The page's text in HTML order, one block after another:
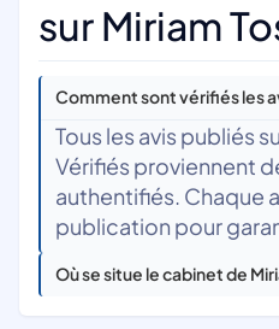
sur Miriam
Comment sont vérifiés les
Tous les avis publiés
Vérifiés proviennent
authentifiés. Chaque
publication pour
Où se situe le cabinet de